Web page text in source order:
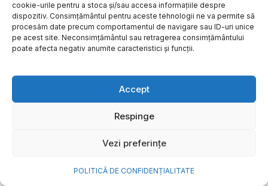
cookie-urile pentru a stoca și/sau accesa informațiile despre
dispozitiv. Consimțământul pentru aceste tehnologii ne va permite să
procesăm date precum comportamentul de navigare sau ID-uri unice
pe acest site. Neconsimțământul sau retragerea consimțământului
poate afecta negativ anumite caracteristici și funcții.
Accept
Respinge
Vezi preferințe
POLITICĂ DE CONFIDENȚIALITATE
frumoase amintiri ale verii într-
o bijuterie Pandora pe care o